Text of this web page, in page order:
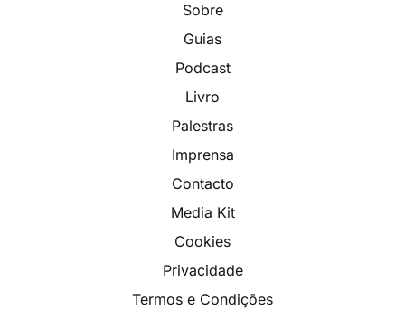
Sobre
Guias
Podcast
Livro
Palestras
Imprensa
Contacto
Media Kit
Cookies
Privacidade
Termos e Condições